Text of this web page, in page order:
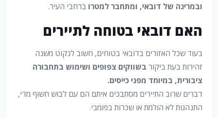
ובמרינה של דובאי, ומתחבר למטרו ברחבי העיר.
האם דובאי בטוחה לתיירים
בעוד שכל האזורים בדובאי בטוחים, חשוב לנקוט משנה
זהירות בעת ביקור בשווקים צפופים ושימוש בתחבורה
ציבורית, במיוחד מפני כייסים.
דברים שרוב התיירים מסתבכים איתם הם עם לבוש חשוף מדי,
התנהגות לא הולמת או שכרות בפומבי.